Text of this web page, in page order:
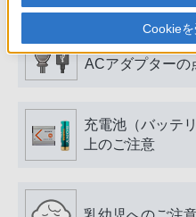
電源プラグ・コ
ACアダプターの
充電池（バッテ
上のご注意
Cookie